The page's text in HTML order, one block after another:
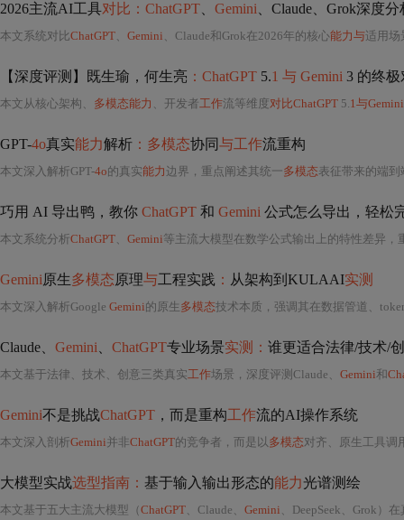
2026主流AI工具对比：ChatGPT Gemini 、Claude、Grok深度分
本文系统对比ChatGPT、 Gemini 、Claude和Grok在2026年的核心能力与适用场
【深度评测】既生瑜，何生亮 ：ChatGPT 5.1 与 Gemini 3 的终极
本文从核心架构、 多模态能力 、开发者工作流等维度对比ChatGPT 5.1与Gemini
GPT-4o真实能力解析 ：多模态协同与工作流重构
本文深入解析GPT-4o的真实能力 边界，重点阐述其统一多模态表征带来的端
巧用 AI 导出鸭，教你 ChatGPT 和 Gemini 公式怎么导出，轻松
本文系统分析ChatGPT、 Gemini等主流大模型在数学公式输出上的特性差异，
Gemini原生多模态原理与工程实践 ： 从架构到KULAAI实测
本文深入解析Google Gemini的原生 多模态技术本质，强调其在数据管道、tokenizer设计、Hierarchical Local-Global
Claude、 Gemini ChatGPT专业场景实测： 谁更适合法律/技术/
本文基于法律、技术、创意三类真实工作场景，深度评测Claude、 Gemini和
Gemini不是挑战ChatGPT ，而是重构工作流的AI操作系统
本文深入剖析Gemini并非ChatGPT的竞争者，而是以多模态对齐、原生工具调用协议（NTCP）和动态知识图谱为核心，嵌入Google Workspace生态的AI操作系统。重点
大模型实战选型指南： 基于输入输出形态的能力光谱测绘
本文基于五大主流大模型（ChatGPT、Claude、 Gemini 、DeepSeek、Grok）